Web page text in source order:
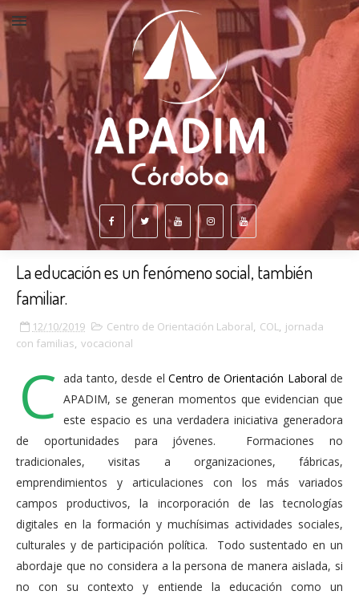
La educación es un fenómeno social, también
familiar.
12/10/2019 Centro de Orientación Laboral, COL, jornada
con familias, vocacional
C ada tanto, desde el Centro de Orientación Laboral de
APADIM, se generan momentos que evidencian que
este espacio es una verdadera iniciativa generadora
de oportunidades para jóvenes. Formaciones no
tradicionales, visitas a organizaciones, fábricas,
emprendimientos y articulaciones con los más variados
campos productivos, la incorporación de las tecnologías
digitales en la formación y muchísimas actividades sociales,
culturales y de participación política. Todo sustentado en un
abordaje que no considera a la persona de manera aislada, si
no con su contexto y entiende la educación como un